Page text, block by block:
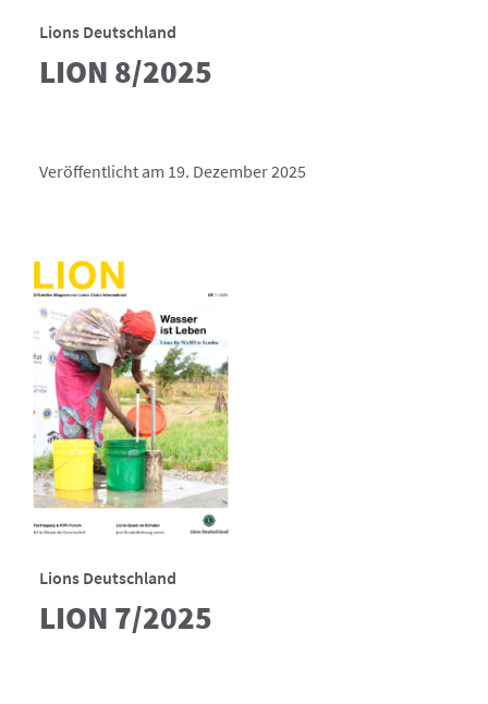
Lions Deutschland
LION 8/2025
Veröffentlicht am 19. Dezember 2025
Lions Deutschland
LION 7/2025